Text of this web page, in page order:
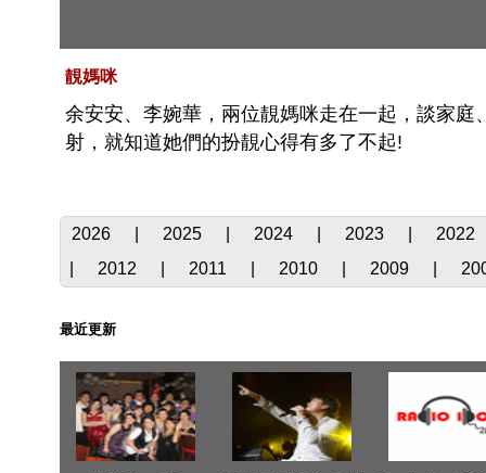
靚媽咪
余安安、李婉華，兩位靚媽咪走在一起，談家
射，就知道她們的扮靚心得有多了不起!
2026 2025 2024 2023
2022
2012 2011 2010 2009
最近更新